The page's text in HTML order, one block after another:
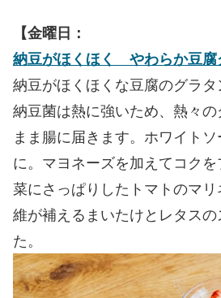
【金曜日：
納豆がほくほく やわらか豆腐
納豆がほくほくな豆腐のグラタ
納豆菌は熱に強いため、熱々
まま腸に届きます。ホワイト
に。マヨネーズを加えてコク
菜にさっぱりしたトマトのマ
維が補えるまいたけとレタス
た。